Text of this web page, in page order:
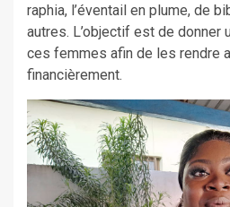
raphia, l’éventail en plume, de
autres. L’objectif est de donner
ces femmes afin de les rendre
financièrement.